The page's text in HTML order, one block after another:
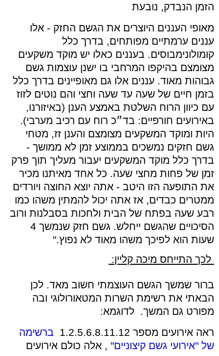
הזמן הנבדק, נובעת
מאופי העננים היוצרים את הגשם החזק - אלו
עננים ערמתיים מפותחים, בדרך כלל
קומולונימבוסים. בעננים כאלו יש מוקד משקעים
מצומצם בהיקפו המרחבי בו ישנן עוצמות גשם
גבוהות מאוד. עננים אלו גם מאופיינים בדרך כלל
בזמן חיים של שעה עד שעה וחצי והם נוטים לזוז
עם כיוון הרוח השלטת באמצע הענן (באיזורנו,
באירועים חורפיים: בד״כ רוח עם רכיב מערבי).
היות ומוקד המשקעים מצומצם והענן זז, מטחי
גשם חזקים נמשכים בממוצע זמן לא ממושך -
בדרך כלל מוקד המשקעים יעבור מעליך תוך פרק
זמן של פחות מחצי שעה. כל אחד מאיתנו מכיר
את התופעה הזו היטב - אתה יוצא החוצה ויורדים
ממטרים כבדים, אז אתה יכול להמתין משהו כמו
רבע שעה בפתח של הבית ולחכות בסבלנות ורוב
הסיכויים שהגשם ייחלש. גשם חזק שנמשך 4
שעות הוא לפיכך משהו מאוד לא נפוץ."
לכך התייחס מיכה קליין:
ברור שמשך הגשם העוצמתי חשוב מאד. לכן
הבאתי את רשימת השרות המטאורולוגי ובה
מפורט גם המשך. לדוגמא:
ראה אירועים מספר 1.2.5.6.8.11.12
ברשימה
של "אירועי גשם קיצוניים" , אלה כולם אירועים